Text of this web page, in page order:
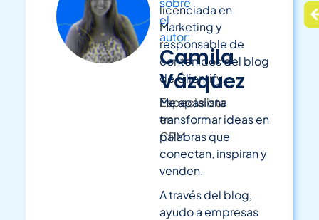
el
autor:
Camila
Vázquez
Especialista
en
CRM
licenciada en
Marketing y
responsable de
contenidos del blog
de Clientify.
Me apasiona
transformar ideas en
palabras que
conectan, inspiran y
venden.
A través del blog,
ayudo a empresas